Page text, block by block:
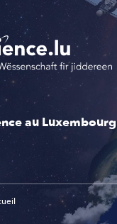
au Luxembourg